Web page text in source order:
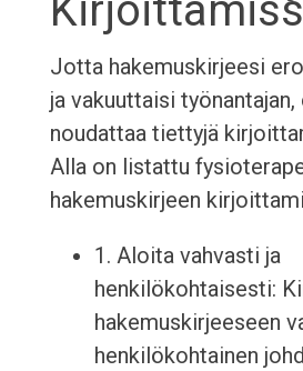
Jotta hakemuskirjeesi
ja vakuuttaisi työnantajan,
noudattaa tiettyjä
Alla on listattu
hakemuskirjeen
1. Aloita vahvasti ja
henkilökohtaisesti:
hakemuskirjeeseen
henkilökohtainen